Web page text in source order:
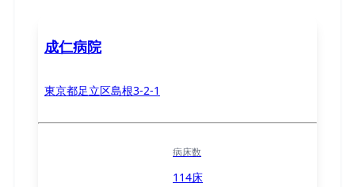
成仁病院
東京都足立区島根3-2-1
病床数
114床